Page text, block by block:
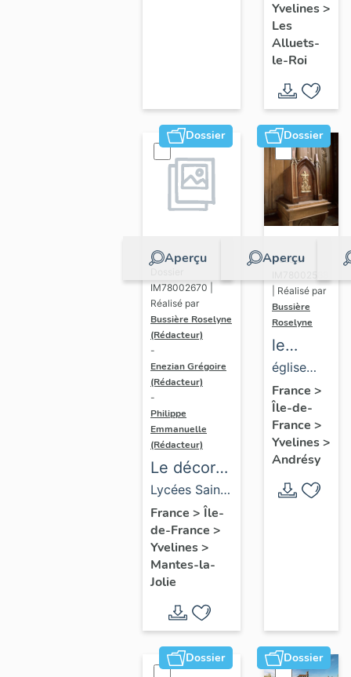
Saint-
Nicolas
Yvelines>
Les
Alluets-
le-Roi
Dossier
Aperçu
IM78002670 |
Réalisé par
Bussière Roselyne
(Rédacteur)
-
Enezian Grégoire
(Rédacteur)
-
Philippe
Emmanuelle
(Rédacteur)
Le décor
des lycées
de Mantes
Lycées Saint-
Exupéry et
Jean Rostand
France > Île-
de-France >
Yvelines>
Mantes-la-
Jolie
Dossier
Aperçu
Dossier
| Réalisé par
Bussière
Roselyne
le
mobilier
de
l'église
Saint-
Germain-
Paris
église
paroissiale
Saint-
Germain
France >
Île-de-
France >
Yvelines>
Andrésy
Dossier Dossier